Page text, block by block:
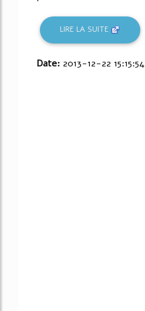
LIRE LA SUITE
Date: 2013-12-22 15:15:54